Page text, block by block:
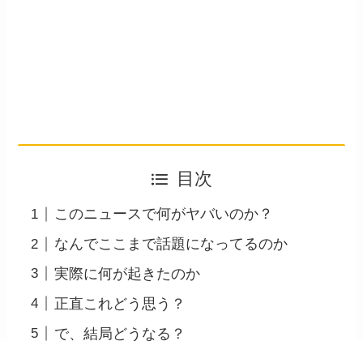
目次
このニュースで何がヤバいのか？
なんでここまで話題になってるのか
実際に何が起きたのか
正直これどう思う？
で、結局どうなる？